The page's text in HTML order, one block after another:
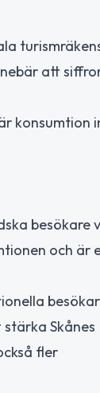
att
konsumtion
besökare
och är
Skånes
fler